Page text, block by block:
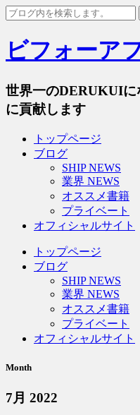
ビフォーア
世界一のDERUKUIに
に貢献します
トップページ
ブログ
SHIP NEWS
業界 NEWS
オススメ書籍
プライベート
オフィシャルサイト
トップページ
ブログ
SHIP NEWS
業界 NEWS
オススメ書籍
プライベート
オフィシャルサイト
Month
7月 2022